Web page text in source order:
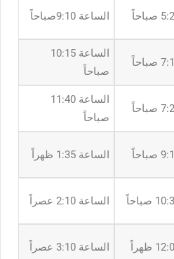
الساعة 9:10صباحاً
الساعة 10:15
صباحاً
الساعة 11:40
صباحاً
الساعة 1:35 ظهراً
الساعة 2:10 عصراً
الساعة 3:10 عصراً